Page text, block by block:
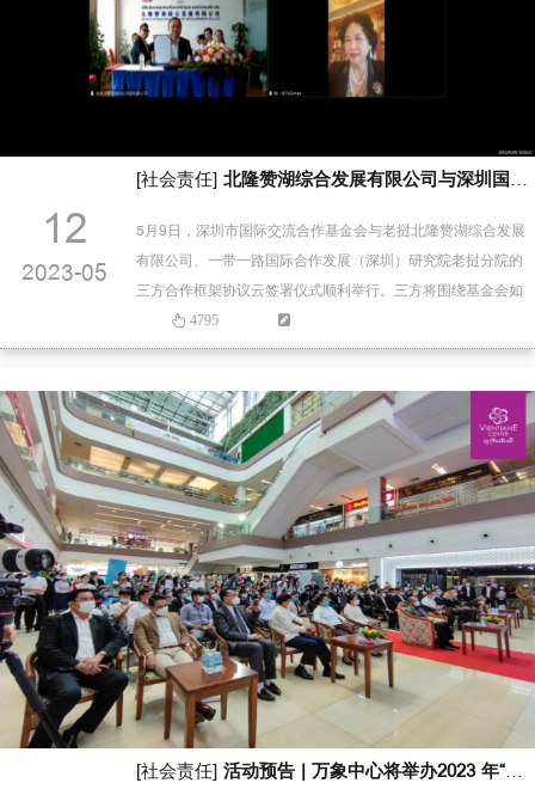
12
2023-05
[社会责任] 北隆赞湖综合发展有限公司与深圳国际交流合作基金会、“一带一路”国际合作发展研究院签署合作框架协议
5月9日，深圳市国际交流合作基金会与老挝北隆赞湖综合发展
有限公司、一带一路国际合作发展（深圳）研究院老挝分院的
三方合作框架协议云签署仪式顺利举行。三方将围绕基金会如
何发动民间力量支持参与“一带一路”、“澜湄合作”等议题开展务
实合作，助力基金会“深系澜湄”项目集群建设，在老挝合作开展
高当地人民生活福祉，促进深圳与当地社区加强民间交流和民
心相通。线…
4795
[社会责任] 活动预告 | 万象中心将举办2023 年“Ready 4 Work”招聘会